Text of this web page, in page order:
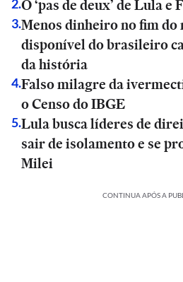
2.O ‘pas de deux’ de Lula e
3.Menos dinheiro no fim do
disponível do brasileiro
da história
4.Falso milagre da
o Censo do IBGE
5.Lula busca líderes de
sair de isolamento e se
Milei
CONTINUA APÓS A